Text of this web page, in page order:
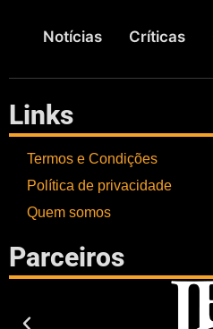
Notícias Críticas
Links
Termos e Condições
Política de privacidade
Quem somos
Parceiros